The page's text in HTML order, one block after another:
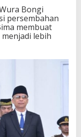
Bongi
persembahan
membuat
lebih